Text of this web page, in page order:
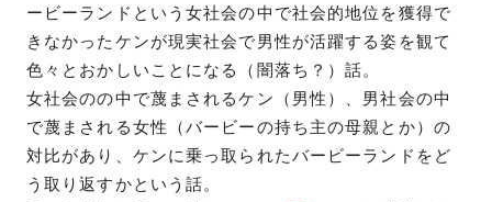
ービーランドという女社会の中で社会的地位を獲得で
きなかったケンが現実社会で男性が活躍する姿を観て
色々とおかしいことになる（闇落ち？）話。
女社会のの中で蔑まされるケン（男性）、男社会の中
で蔑まされる女性（バービーの持ち主の母親とか）の
対比があり、ケンに乗っ取られたバービーランドをど
う取り返すかという話。